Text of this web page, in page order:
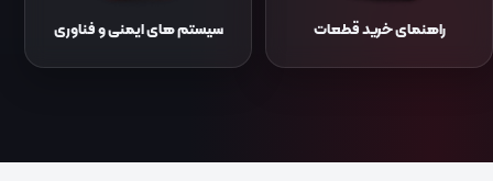
راهنمای خرید قطعات سیستم‌ های ایمنی و فناوری